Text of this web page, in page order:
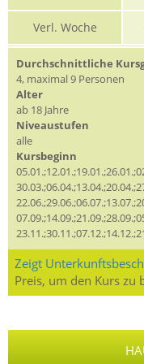
Verl. Woche
Durchschnittliche
4, maximal 9 Personen
Alter
ab 18 Jahre
Niveaustufen
alle
Kursbeginn
Zeigt
Preis, um den Kurs zu